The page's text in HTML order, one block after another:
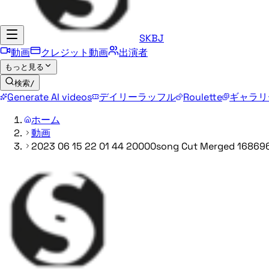
SKBJ
動画
クレジット動画 出演者
もっと見る
検索/
Generate AI videos デイリーラッフル Roulette
ギャラ
ホーム
動画
2023 06 15 22 01 44 20000song Cut Merged